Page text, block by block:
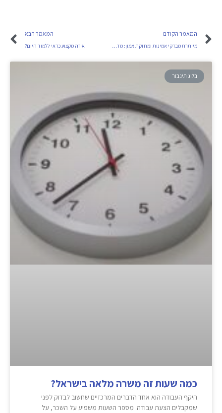
המאמר הקודם
מייתרת מבדקי אמינות ומחזקת אמון: מדוע כדאי לבקש תעודת יושר ממועמד לעבודה?
המאמר הבא
איזה מקצוע כדאי ללמוד היום?
בלוג תיגבור
כמה שעות זה משרה מלאה בישראל?
היקף העבודה הוא אחד הדברים המרכזיים שחשוב לבדוק לפני
שמקבלים הצעת עבודה. מספר השעות משפיע על השכר, על